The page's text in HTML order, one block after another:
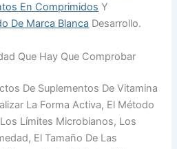
En Comprimidos Y
De Marca Blanca Desarrollo.
Que Hay Que Comprobar
De Suplementos De Vitamina
La Forma Activa, El Método
Límites Microbianos, Los
El Tamaño De Las